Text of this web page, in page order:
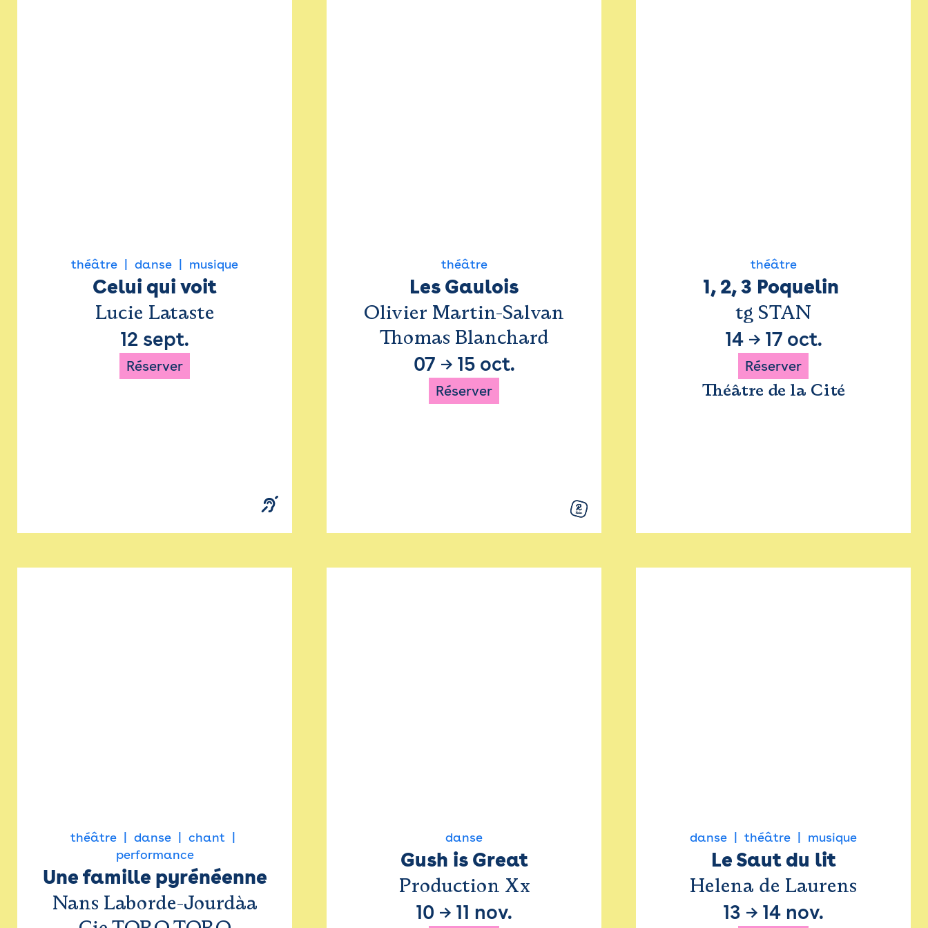
théâtre danse musique
Celui qui voit
Lucie Lataste
12 sept.
Réserver
théâtre
Les Gaulois
Olivier Martin-Salvan
Thomas Blanchard
07 → 15 oct.
Réserver
théâtre
1, 2, 3 Poquelin
tg STAN
14→ 17 oct.
Réserver
Théâtre de la Cité
théâtre danse
chant
performance
Une famille pyrénéenne
Nans Laborde-Jourdàa
danse
Gush is Great
Production Xx
10 → 11 nov.
danse théâtre musique
Le Saut du lit
Helena de Laurens
13 → 14 nov.